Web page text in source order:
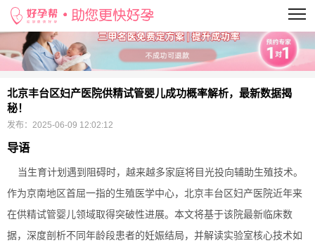
当前位置：
北京丰台区妇产医院供精试管婴儿成功概率解析，最新数据揭
秘！
发布： 2025-06-09 12:02:12
导语
当生育计划遇到阻碍时，越来越多家庭将目光投向辅助生殖技术。
作为京南地区首屈一指的生殖医学中心，北京丰台区妇产医院近年来
在供精试管婴儿领域取得突破性进展。本文将基于该院最新临床数
据，深度剖析不同年龄段患者的妊娠结局，并解读实验室核心技术如